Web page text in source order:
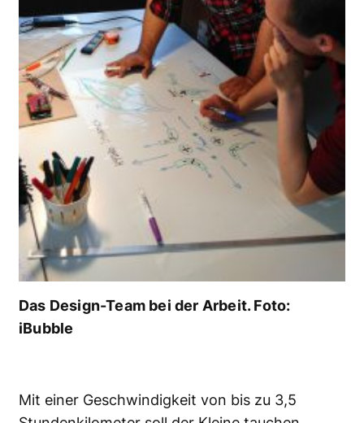
Das Design-Team bei der Arbeit. Foto:
iBubble
Mit einer Geschwindigkeit von bis zu 3,5